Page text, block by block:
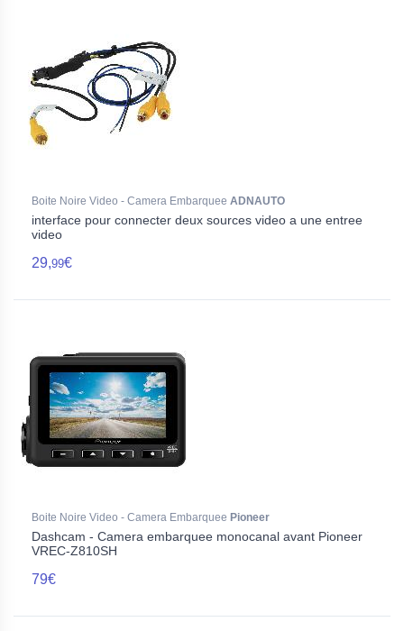
Boite Noire Video - Camera Embarquee ADNAUTO
interface pour connecter deux sources video a une entree
video
29,99€
Boite Noire Video - Camera Embarquee Pioneer
Dashcam - Camera embarquee monocanal avant Pioneer
VREC-Z810SH
79€